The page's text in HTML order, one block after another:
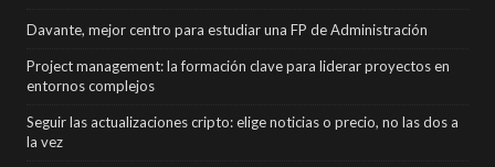
Davante, mejor centro para estudiar una FP de Administración
Project management: la formación clave para liderar proyectos en
entornos complejos
Seguir las actualizaciones cripto: elige noticias o precio, no las dos a
la vez